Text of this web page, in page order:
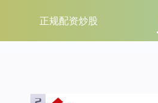
正规配资炒股